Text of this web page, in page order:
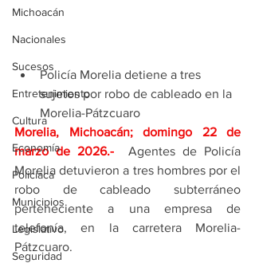
Michoacán
Nacionales
Sucesos
Entretenimiento
Cultura
Economía
Policíaca
Municipios
Legislativo
Seguridad
Policía Morelia detiene a tres
sujetos por robo de cableado en la
Morelia-Pátzcuaro
Morelia, Michoacán; domingo 22 de
marzo de 2026.-
Agentes de Policía
Morelia detuvieron a tres hombres por el
robo de cableado subterráneo
perteneciente a una empresa de
telefonía, en la carretera Morelia-
Pátzcuaro.